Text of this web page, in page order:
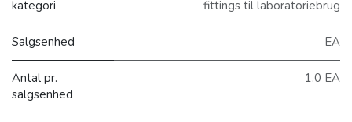
kategori
fittings til laboratoriebrug
Salgsenhed EA
Antal pr.
salgsenhed
1.0 EA